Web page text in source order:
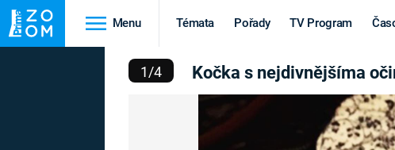
Menu Témata Pořady TV Program
Historie
NA SVĚTĚ - TOHLE
1/4 Kočka s nejdivnějšíma